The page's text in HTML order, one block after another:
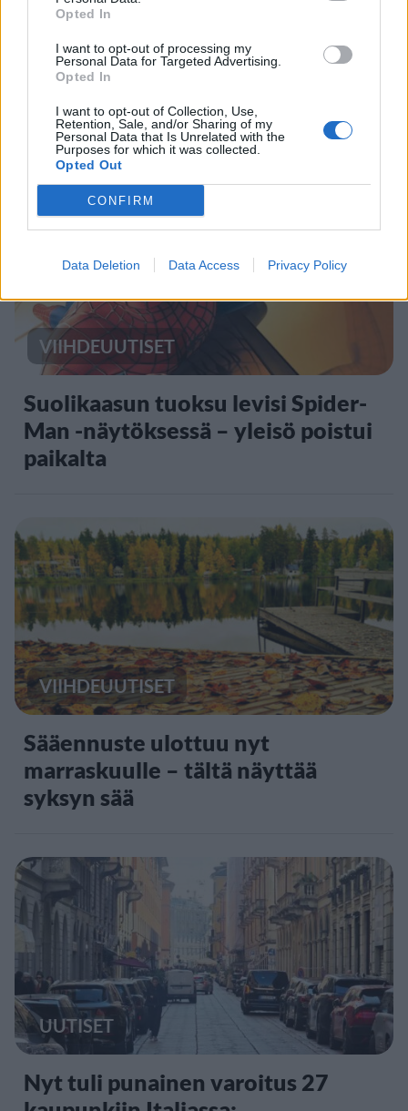
Opted In
I want to opt-out of processing my
Personal Data for Targeted Advertising.
Opted In
I want to opt-out of Collection, Use,
Retention, Sale, and/or Sharing of my
Personal Data that Is Unrelated with the
Purposes for which it was collected.
Opted Out
CONFIRM
Data Deletion Data Access Privacy Policy
Moottoripyöräilijä pakeni poliisia
– tutkaan hurja ylinopeus
5
VIIHDEUUTISET
Suolikaasun tuoksu levisi Spider-
Man -näytöksessä – yleisö poistui
paikalta
VIIHDEUUTISET
Sääennuste ulottuu nyt
marraskuulle – tältä näyttää
syksyn sää
UUTISET
Nyt tuli punainen varoitus 27